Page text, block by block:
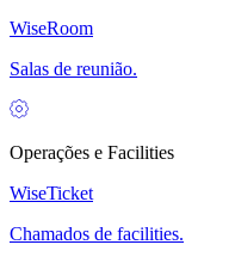
WiseRoom
Salas de reunião.
Operações e Facilities
WiseTicket
Chamados de facilities.